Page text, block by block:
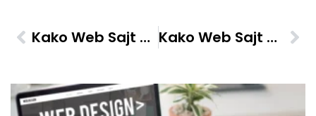
Kako Web Sajt Pomaže U Online Naplati Proizvoda Ili Usluga Kako Web Sajt Pomaže Da Pokažete Sertifikate I Garancije